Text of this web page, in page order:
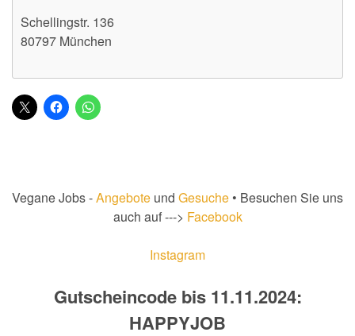
Schellingstr. 136
80797 München
Vegane Jobs -Angebote und Gesuche • Besuchen Sie uns
auch auf ---> Facebook
Instagram
Gutscheincode bis 11.11.2024:
HAPPYJOB